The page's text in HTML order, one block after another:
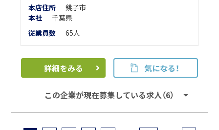
本店住所
銚子市
本社
千葉県
従業員数
65人
詳細をみる 気になる！
この企業が現在募集している求人（6）